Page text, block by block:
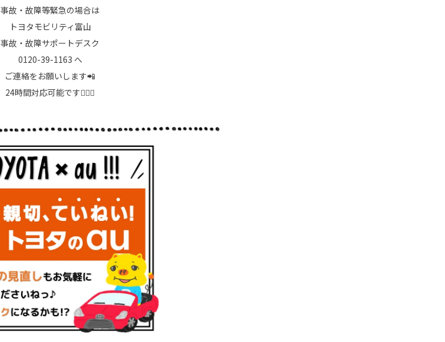
事故・故障等緊急の場合は
トヨタモビリティ富山
事故・故障サポートデスク
0120-39-1163 へ
ご連絡をお願いします📲
24時間対応可能です🙆🏻‍♂️